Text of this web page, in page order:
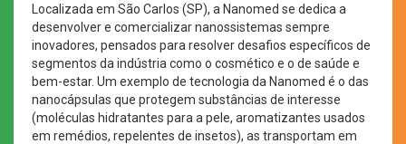
Localizada em São Carlos (SP), a Nanomed se dedica a
desenvolver e comercializar nanossistemas sempre
inovadores, pensados para resolver desafios específicos de
segmentos da indústria como o cosmético e o de saúde e
bem-estar. Um exemplo de tecnologia da Nanomed é o das
nanocápsulas que protegem substâncias de interesse
(moléculas hidratantes para a pele, aromatizantes usados
em remédios, repelentes de insetos), as transportam em